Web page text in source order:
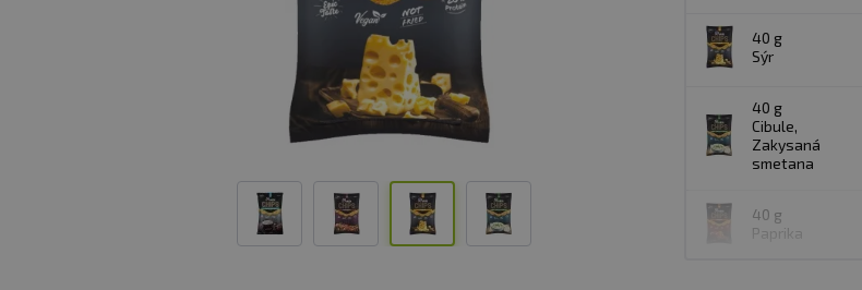
40 g
Sýr
40 g
Cibule,
Zakysaná
smetana
40 g
Paprika